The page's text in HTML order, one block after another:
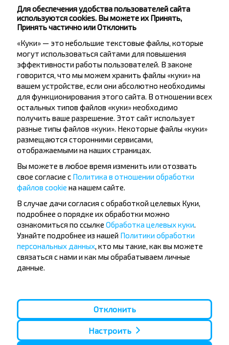
дешевле?
другие интересные предложения INFOBUS.
Подпишись на получение новостей и
путешествуй с нами дешевле!
Подписаться
Популярные автобусные
направления
Орша - Могилёв
Минск - Несвиж
Минск - Могилёв
Минск - Пинск
Минск - Бобруйск
Минск - Барановичи
Гомель - Минск
Брест - Тересполь
Санкт-Петербург - Минск
Вильнюс - Минск
Москва - Брест
Москва - Барановичи
Брест - Люблин
Брест - Варшава
Для обеспечения удобства пользователей сайта
используются cookies. Вы можете их Принять,
Принять частично или Отклонить
«Куки» — это небольшие текстовые файлы, которые
могут использоваться сайтами для повышения
эффективности работы пользователей. В законе
говорится, что мы можем хранить файлы «куки» на
вашем устройстве, если они абсолютно необходимы
для функционирования этого сайта. В отношении всех
остальных типов файлов «куки» необходимо
получить ваше разрешение. Этот сайт использует
разные типы файлов «куки». Некоторые файлы «куки»
размещаются сторонними сервисами,
отображаемыми на наших страницах.
Вы можете в любое время изменить или отозвать
свое согласие с Политика в отношении обработки
файлов cookie на нашем сайте.
В случае дачи согласия с обработкой целевых Куки,
подробнее о порядке их обработки можно
ознакомиться по ссылке Обработка целевых куки.
Узнайте подробнее из нашей Политики обработки
персональных данных, кто мы такие, как вы можете
связаться с нами и как мы обрабатываем личные
данные.
Отклонить
Настроить